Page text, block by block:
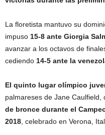
La floretista mantuvo su
impuso 15-8 ante Giorgia
avanzar a los octavos de
cediendo 14-5 ante la
El quinto lugar olímpico
palmareses de Jane Caulfield,
de bronce durante el
2018 , celebrado en Verona,